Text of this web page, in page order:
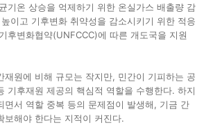
기온 상승을 억제하기 위한 온실가스 배출량 감
이고 기후변화 취약성을 감소시키기 위한 적응
후변화협약(UNFCCC)에 따른 개도국을 지원
재원에 비해 규모는 작지만, 민간이 기피하는 공
기후재원 제공의 핵심적 역할을 수행한다. 하지
면서 역할 중복 등의 문제점이 발생해, 기금 간
보해야 한다는 지적이 커진다.